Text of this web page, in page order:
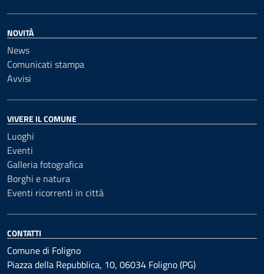
NOVITÀ
News
Comunicati stampa
Avvisi
VIVERE IL COMUNE
Luoghi
Eventi
Galleria fotografica
Borghi e natura
Eventi ricorrenti in città
CONTATTI
Comune di Foligno
Piazza della Repubblica, 10, 06034 Foligno (PG)